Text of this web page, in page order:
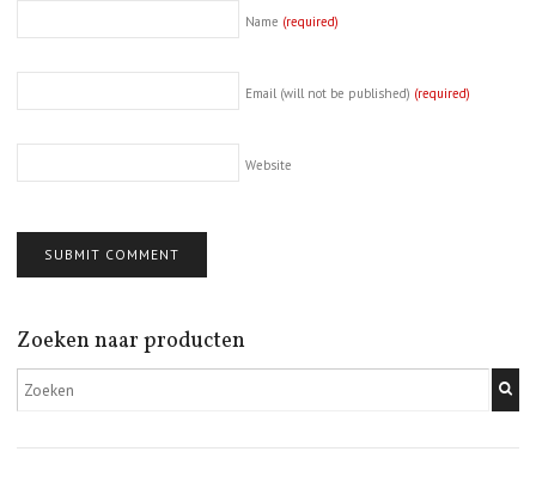
Name (required)
Email (will not be published) (required)
Website
Zoeken naar producten